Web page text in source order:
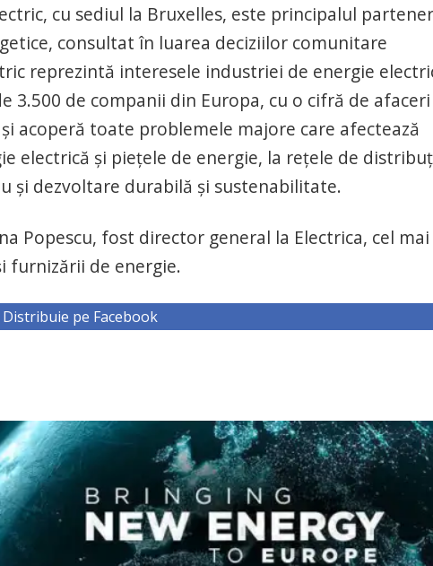
cu sediul la Bruxelles, este principalul
consultat în luarea deciziilor comunitare
reprezintă interesele industriei de energie
3.500 de companii din Europa, cu o cifră de afaceri
acoperă toate problemele majore care afectează
electrică şi pieţele de energie, la reţele de
şi dezvoltare durabilă şi sustenabilitate.
Popescu, fost director general la Electrica, cel mai
furnizării de energie.
Distribuie pe Facebook